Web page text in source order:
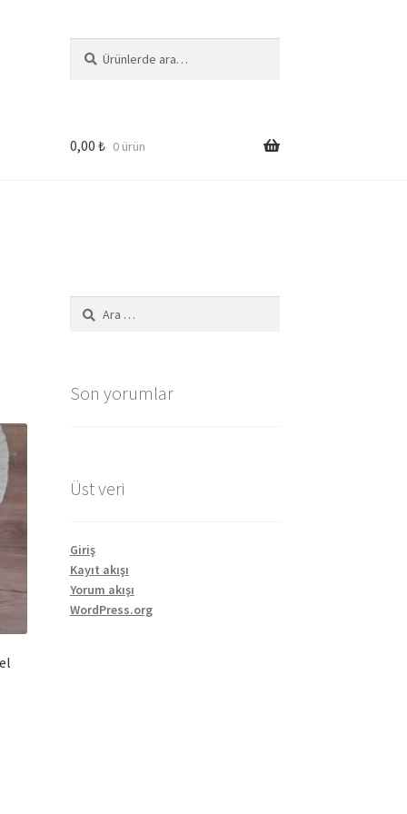
0,00 ₺ 0 ürün
Arama:
Son yorumlar
Üst veri
Giriş
Kayıt akışı
Yorum akışı
WordPress.org